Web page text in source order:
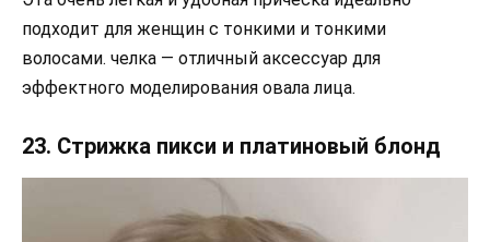
подходит для женщин с тонкими и тонкими
волосами. челка — отличный аксессуар для
эффектного моделирования овала лица.
23. Стрижка пикси и платиновый блонд